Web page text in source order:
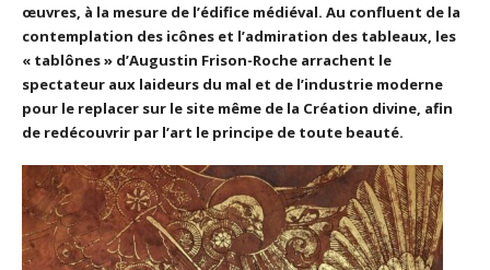
œuvres, à la mesure de l’édifice médiéval. Au confluent de la
contemplation des icônes et l’admiration des tableaux, les
« tablônes » d’Augustin Frison-Roche arrachent le
spectateur aux laideurs du mal et de l’industrie moderne
pour le replacer sur le site même de la Création divine, afin
de redécouvrir par l’art le principe de toute beauté.